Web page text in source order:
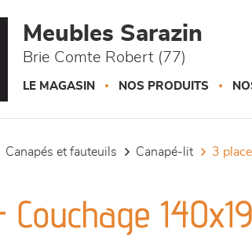
Meubles Sarazin
Brie Comte Robert (77)
LE MAGASIN NOS PRODUITS
canapés et fauteuils canapé-lit 3
Couchage